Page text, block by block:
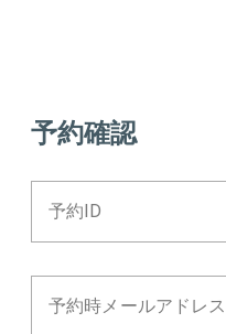
予約確認
予約ID
予約時メールアドレス